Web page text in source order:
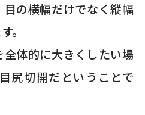
の横幅だけでなく縦幅
。
体的に大きくしたい場
尻切開だということで